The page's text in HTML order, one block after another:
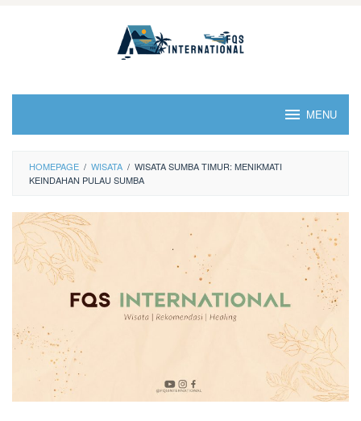
MENU
HOMEPAGE / WISATA / WISATA SUMBA TIMUR: MENIKMATI
KEINDAHAN PULAU SUMBA